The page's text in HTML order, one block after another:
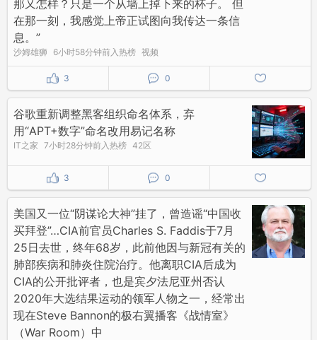
那又怎样？只是一个从墙上掉下来的杯子。 但
在那一刻，我感觉上帝正试图向我传达一条信
息。”
沙姆雄狮 6小时58分钟前入热榜 视频
3 0
谷歌重新调整黑客组织命名体系，弃
用“APT+数字”命名改用易记名称
IT之家 7小时28分钟前入热榜 42区
3 0
美国又一位“阴谋论大神”挂了，曾造谣“中国收
买拜登”…CIA前官员Charles S. Faddis于7月
25日去世，终年68岁，此前他因与新冠有关的
肺部疾病和肺炎住院治疗。他离职CIA后成为
CIA的公开批评者，也是宾夕法尼亚州否认
2020年大选结果运动的领军人物之一，经常出
现在Steve Bannon的极右翼播客《战情室》
（War Room）中